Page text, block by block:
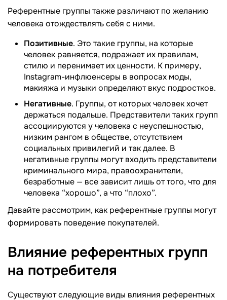
Референтные группы также различают по желанию
человека отождествлять себя с ними.
Позитивные. Это такие группы, на которые
человек равняется, подражает их правилам,
стилю и перенимает их ценности. К примеру,
Instagram-инфлюенсеры в вопросах моды,
макияжа и музыки определяют вкус подростков.
Негативные. Группы, от которых человек хочет
держаться подальше. Представители таких групп
ассоциируются у человека с неуспешностью,
низким рангом в обществе, отсутствием
социальных привилегий и так далее. В
негативные группы могут входить представители
криминального мира, правоохранители,
безработные — все зависит лишь от того, что для
человека “хорошо”, а что “плохо”.
Давайте рассмотрим, как референтные группы могут
формировать поведение покупателей.
Влияние референтных групп
на потребителя
Существуют следующие виды влияния референтных